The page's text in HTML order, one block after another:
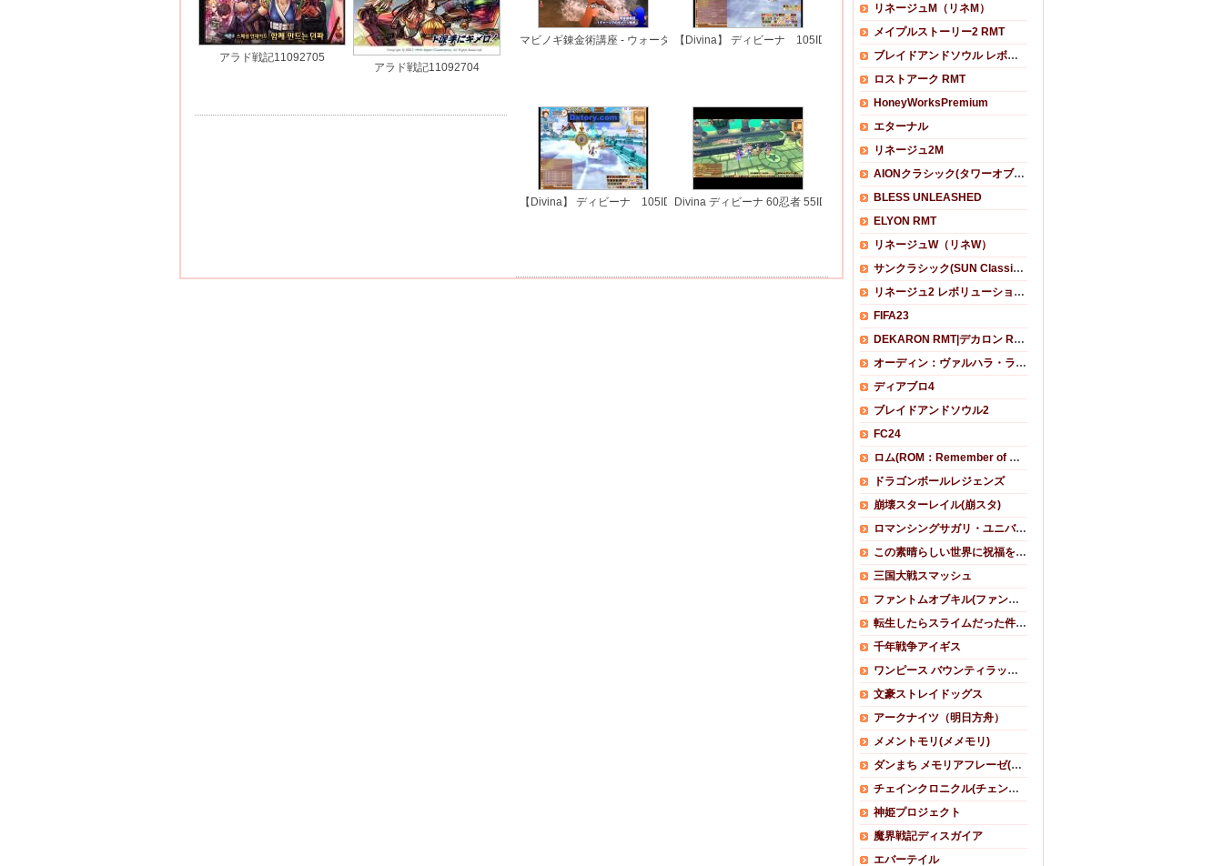
アラド戦記11092705
アラド戦記11092704
マビノギ錬金術講座 - ウォーターキャノン理論値実践(G12S1版)
【Divina】 ディビーナ 105ID クレソロでボス撃破 1/2
【Divina】 ディビーナ 105ID クレソロでボス撃破 2/2
Divina ディビーナ 60忍者 55ID
リネージュM（リネM）
メイプルストーリー2 RMT
ブレイドアンドソウル レボリューション
ロストアーク RMT
HoneyWorksPremium
エターナル
リネージュ2M
AIONクラシック(タワーオブアイオンクラシック)
BLESS UNLEASHED
ELYON RMT
リネージュW（リネW）
サンクラシック(SUN Classic) RMT
リネージュ2 レボリューション RMT
FIFA23
DEKARON RMT|デカロン RMT
オーディン：ヴァルハラ・ライジング RMT
ディアブロ4
ブレイドアンドソウル2
FC24
ロム(ROM：Remember of Majesty)
ドラゴンボールレジェンズ
崩壊スターレイル(崩スタ)
ロマンシングサガリ・ユニバース
この素晴らしい世界に祝福を！ファンタスティックデイズ(このファン)
三国大戦スマッシュ
ファントムオブキル(ファンキル)
転生したらスライムだった件 魔王と竜の建国譚(まおりゅう)
千年戦争アイギス
ワンピース バウンティラッシュ
文豪ストレイドッグス
アークナイツ（明日方舟）
メメントモリ(メメモリ)
ダンまち メモリアフレーゼ(ダンメモ)
チェインクロニクル(チェンクロ)
神姫プロジェクト
魔界戦記ディスガイア
エバーテイル